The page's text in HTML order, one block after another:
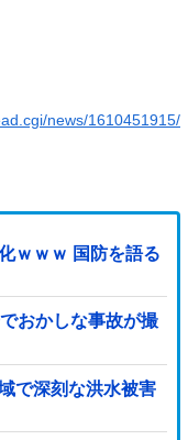
news/1610451915/
ｗｗｗ 国防を語る
おかしな事故が撮
で深刻な洪水被害